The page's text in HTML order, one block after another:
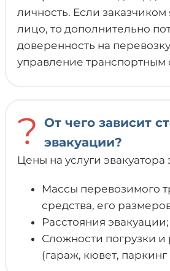
личность. Если заказчиком
лицо, то дополнительно
доверенность на
управление транспортным
? От чего зависит
эвакуации?
Цены на услуги эвакуатора
Массы перевозимого
средства, его
Расстояния эвакуации;
Сложности погрузки и
(гараж, кювет,